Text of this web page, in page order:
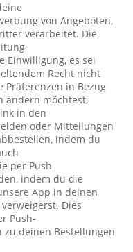
von Angeboten,
verarbeitet. Die
Einwilligung, es sei
Recht nicht
in Bezug
ändern möchtest,
in den
oder Mitteilungen
indem du
per Push-
indem du die
App in deinen
Dies
Push-
deinen Bestellungen